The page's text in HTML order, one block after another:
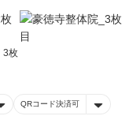
3枚
QRコード決済可